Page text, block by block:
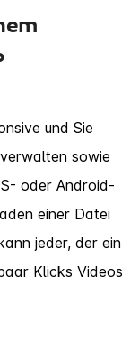
und Sie
sowie
oder Android-
einer Datei
jeder, der ein
Klicks Videos